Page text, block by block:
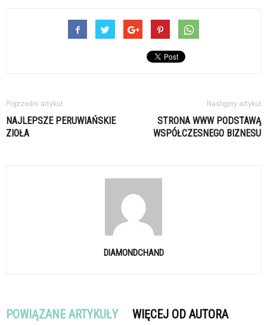
Poprzedni artykuł
NAJLEPSZE PERUWIAŃSKIE
ZIOŁA
Następny artykuł
STRONA WWW PODSTAWĄ
WSPÓŁCZESNEGO BIZNESU
DIAMONDCHAND
POWIĄZANE ARTYKUŁY WIĘCEJ OD AUTORA